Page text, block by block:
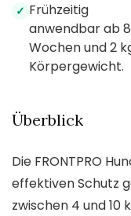
✓ Frühzeitig
anwendbar ab 8
Wochen und 2
Körpergewicht.
Überblick
Die FRONTPRO
effektiven Schutz
zwischen 4 und 10